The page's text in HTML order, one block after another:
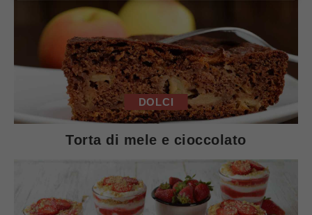
DOLCI
Torta di mele e cioccolato